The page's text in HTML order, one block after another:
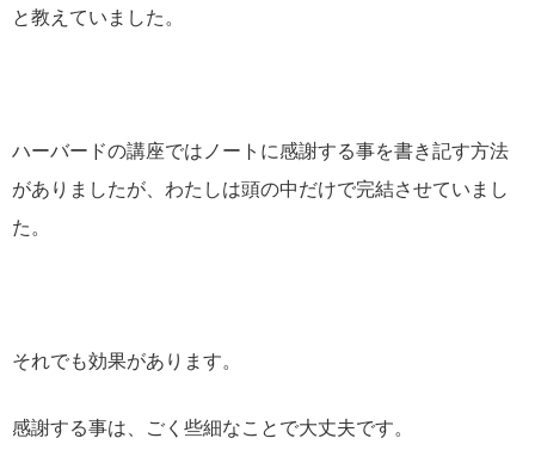
と教えていました。
ハーバードの講座ではノートに感謝する事を書き記す方法
がありましたが、わたしは頭の中だけで完結させていまし
た。
それでも効果があります。
感謝する事は、ごく些細なことで大丈夫です。